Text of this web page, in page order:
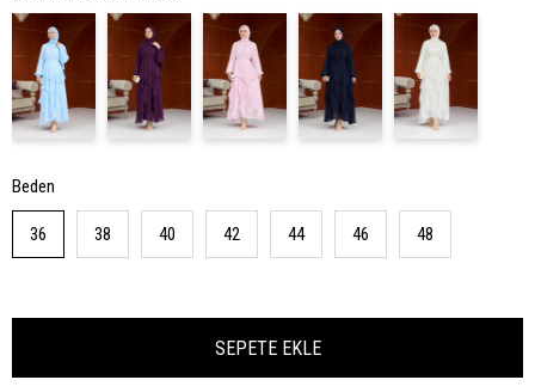
Beden
36 38 40 42 44 46 48